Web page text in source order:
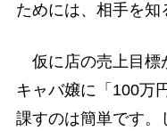
ためには、相手を知
仮に店の売上目標
キャバ嬢に「100万
課すのは簡単です。